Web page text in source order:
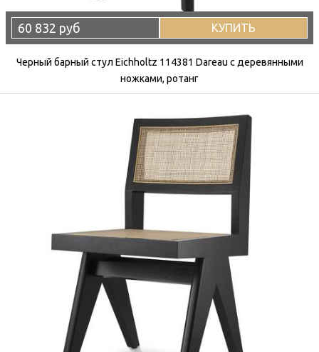
60 832 руб КУПИТЬ
Черный барный стул Eichholtz 114381 Dareau с деревянными
ножками, ротанг